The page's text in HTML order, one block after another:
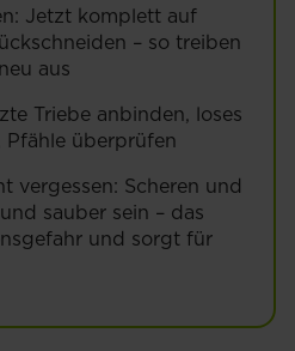
Jetzt komplett auf
– so treiben
aus
Triebe anbinden, loses
Pfähle überprüfen
vergessen: Scheren und
sauber sein – das
und sorgt für